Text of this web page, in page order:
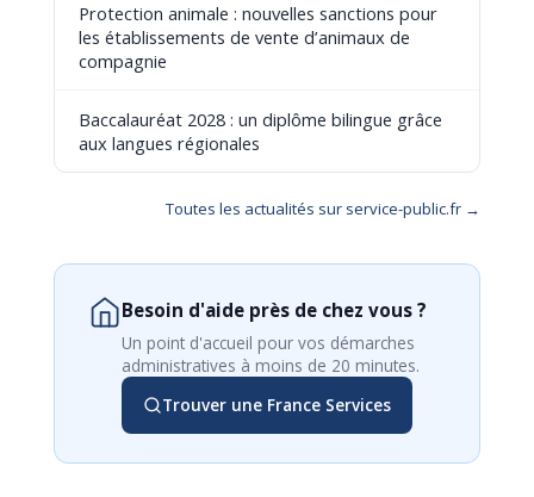
Protection animale : nouvelles sanctions pour
les établissements de vente d’animaux de
compagnie
Baccalauréat 2028 : un diplôme bilingue grâce
aux langues régionales
Toutes les actualités sur service-public.fr →
Besoin d'aide près de chez vous ?
Un point d'accueil pour vos démarches
administratives à moins de 20 minutes.
Trouver une France Services